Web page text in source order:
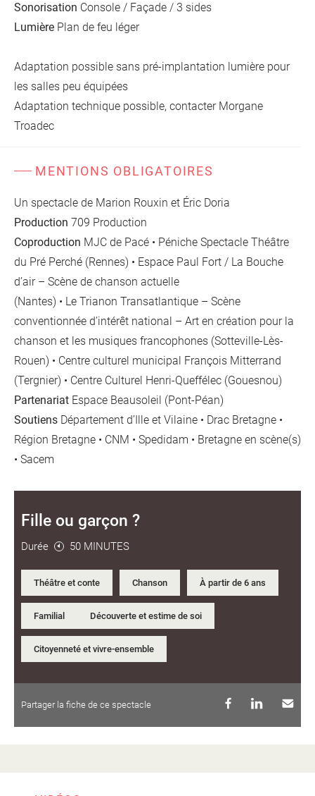
Sonorisation Console / Façade / 3 sides
Lumière Plan de feu léger
Adaptation possible sans pré-implantation lumière pour
les salles peu équipées
Adaptation technique possible, contacter Morgane
Troadec
MENTIONS OBLIGATOIRES
Un spectacle de Marion Rouxin et Éric Doria
Production 709 Production
Coproduction MJC de Pacé • Péniche Spectacle Théâtre
du Pré Perché (Rennes) • Espace Paul Fort / La Bouche
d’air – Scène de chanson actuelle
(Nantes) • Le Trianon Transatlantique – Scène
conventionnée d’intérêt national – Art en création pour la
chanson et les musiques francophones (Sotteville-Lès-
Rouen) • Centre culturel municipal François Mitterrand
(Tergnier) • Centre Culturel Henri-Queffélec (Gouesnou)
Partenariat Espace Beausoleil (Pont-Péan)
Soutiens Département d’Ille et Vilaine • Drac Bretagne •
Région Bretagne • CNM • Spedidam • Bretagne en scène(s)
• Sacem
Fille ou garçon ?
Durée 50 MINUTES
Théâtre et conte Chanson À partir de 6 ans
Familial Découverte et estime de soi
Citoyenneté et vivre-ensemble
Partager la fiche de ce spectacle